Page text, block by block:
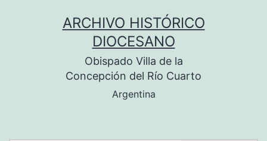
ARCHIVO HISTÓRICO
DIOCESANO
Obispado Villa de la
Concepción del Río Cuarto
Argentina